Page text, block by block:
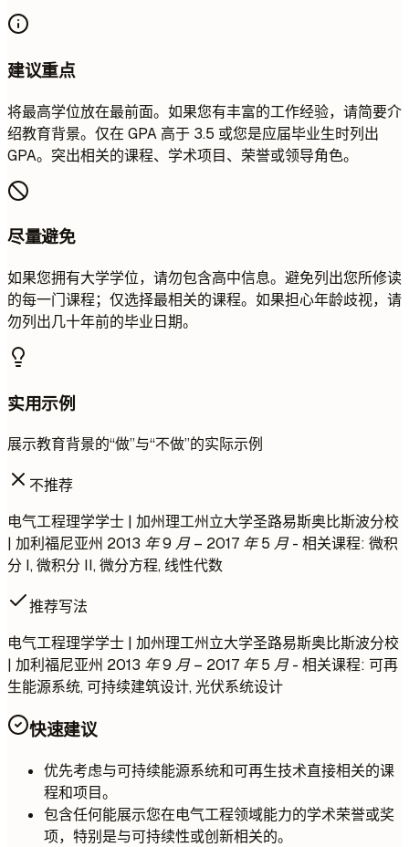
建议重点
将最高学位放在最前面。如果您有丰富的工作经验，请简要介
绍教育背景。仅在 GPA 高于 3.5 或您是应届毕业生时列出
GPA。突出相关的课程、学术项目、荣誉或领导角色。
尽量避免
如果您拥有大学学位，请勿包含高中信息。避免列出您所修读
的每一门课程；仅选择最相关的课程。如果担心年龄歧视，请
勿列出几十年前的毕业日期。
实用示例
展示教育背景的“做”与“不做”的实际示例
不推荐
电气工程理学学士 | 加州理工州立大学圣路易斯奥比斯波分校
| 加利福尼亚州 2013 年 9 月 – 2017 年 5 月- 相关课程: 微积
分 I, 微积分 II, 微分方程, 线性代数
推荐写法
电气工程理学学士 | 加州理工州立大学圣路易斯奥比斯波分校
| 加利福尼亚州 2013 年 9 月 – 2017 年 5 月- 相关课程: 可再
生能源系统, 可持续建筑设计, 光伏系统设计
快速建议
优先考虑与可持续能源系统和可再生技术直接相关的课
程和项目。
包含任何能展示您在电气工程领域能力的学术荣誉或奖
项，特别是与可持续性或创新相关的。